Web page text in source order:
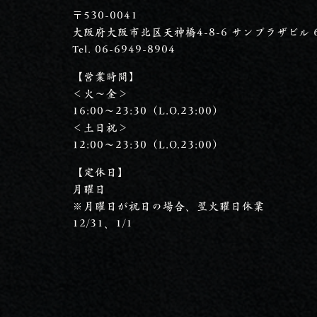
〒530-0041
大阪府大阪市北区天神橋4-8-6 サンプラザビル
Tel. 06-6949-8904
【営業時間】
＜火～金＞
16:00～23:30（L.O.23:00）
＜土日祝＞
12:00～23:30（L.O.23:00）
【定休日】
月曜日
※月曜日が祝日の場合、翌火曜日休業
12/31、1/1